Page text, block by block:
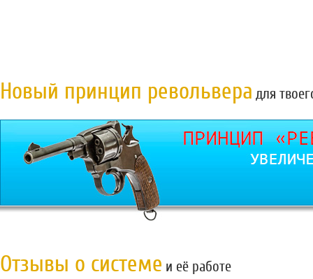
Новый принцип револьвера для
Отзывы о системе и её работе